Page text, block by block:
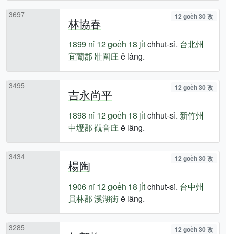
3697
林協春 12 goe̍h 30 改
1899 nî 12 goe̍h 18 ji̍tchhut-sì. 台北州
宜蘭郡 壯圍庄ê lâng.
3495
吉永尚平 12 goe̍h 30 改
1898 nî 12 goe̍h 18 ji̍tchhut-sì. 新竹州
中壢郡 觀音庄ê lâng.
3434
楊陶 12 goe̍h 30 改
1906 nî 12 goe̍h 18 ji̍tchhut-sì. 台中州
員林郡 溪湖街ê lâng.
3285 12 goe̍h 30 改